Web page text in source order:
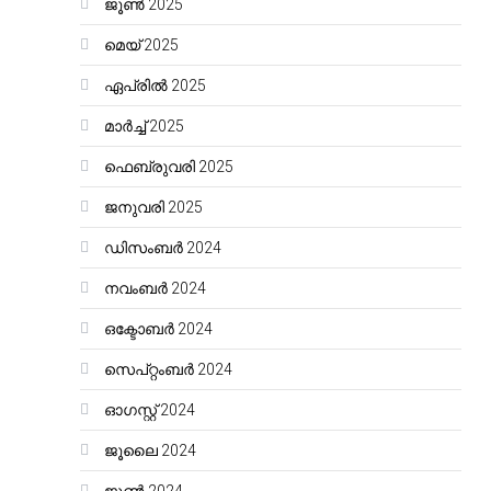
ജൂൺ 2025
മെയ്‌ 2025
ഏപ്രിൽ 2025
മാർച്ച്‌ 2025
ഫെബ്രുവരി 2025
ജനുവരി 2025
ഡിസംബർ 2024
നവംബർ 2024
ഒക്ടോബർ 2024
സെപ്റ്റംബർ 2024
ഓഗസ്റ്റ്‌ 2024
ജൂലൈ 2024